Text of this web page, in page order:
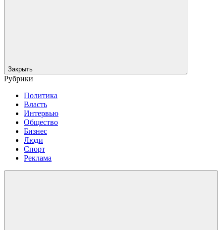
Закрыть
Рубрики
Политика
Власть
Интервью
Общество
Бизнес
Люди
Спорт
Реклама